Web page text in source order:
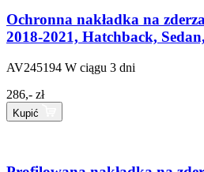
Ochronna nakładka na
2018-2021, Hatchback,
AV245194 W ciągu 3 dni
286,- zł
Kupić